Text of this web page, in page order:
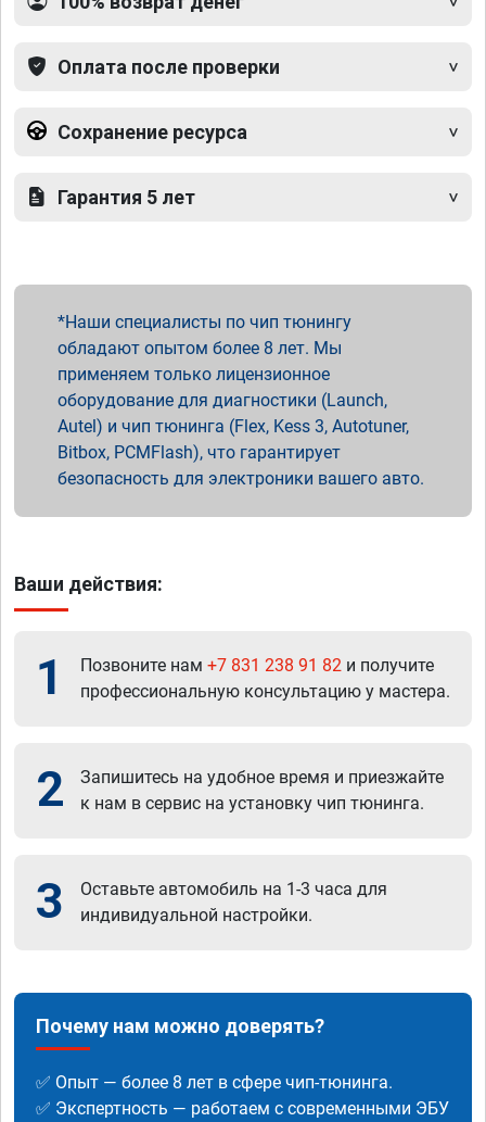
Оплата после проверки
Сохранение ресурса
Гарантия 5 лет
Наши специалисты по чип тюнингу
обладают опытом более 8 лет. Мы
применяем только лицензионное
оборудование для диагностики (Launch,
Autel) и чип тюнинга (Flex, Kess 3, Autotuner,
Bitbox, PCMFlash), что гарантирует
безопасность для электроники вашего авто.
Ваши действия:
1 Позвоните нам +7 831 238 91 82 и получите
профессиональную консультацию у мастера.
2
Запишитесь на удобное время и приезжайте
к нам в сервис на установку чип тюнинга.
3
Оставьте автомобиль на 1-3 часа для
индивидуальной настройки.
Почему нам можно доверять?
✅ Опыт — более 8 лет в сфере чип-тюнинга.
✅ Экспертность — работаем с современными ЭБУ